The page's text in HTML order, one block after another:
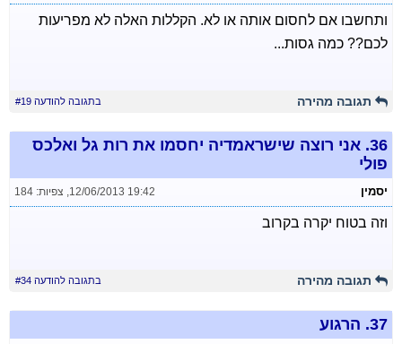
ותחשבו אם לחסום אותה או לא. הקללות האלה לא מפריעות
לכם?? כמה גסות...
תגובה מהירה בתגובה להודעה #19
36. אני רוצה שישראמדיה יחסמו את רות גל ואלכס
פולי
יסמין 12/06/2013 19:42
, צפיות: 184
וזה בטוח יקרה בקרוב
תגובה מהירה בתגובה להודעה #34
37. הרגוע